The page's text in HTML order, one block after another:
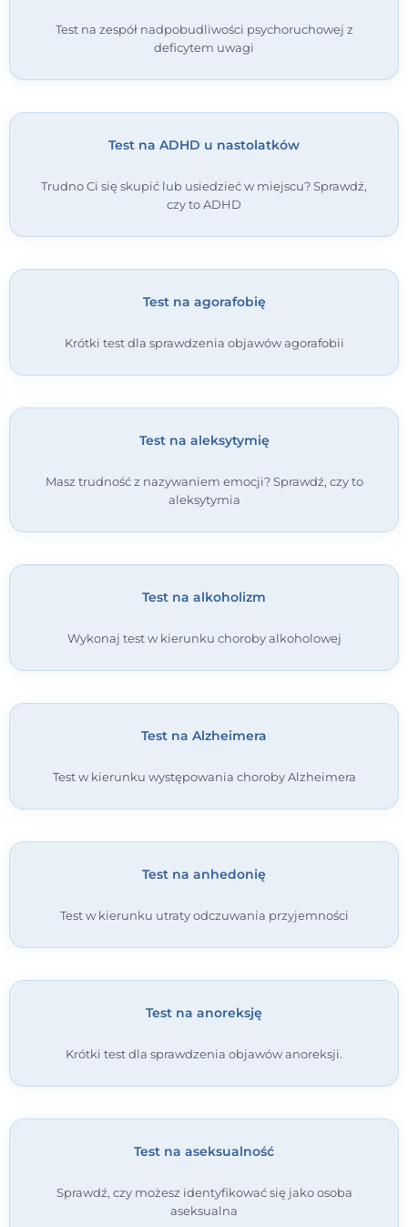
Test na zespół nadpobudliwości psychoruchowej z
deficytem uwagi
Test na ADHD u nastolatków
Trudno Ci się skupić lub usiedzieć w miejscu? Sprawdź,
czy to ADHD
Test na agorafobię
Krótki test dla sprawdzenia objawów agorafobii
Test na aleksytymię
Masz trudność z nazywaniem emocji? Sprawdź, czy to
aleksytymia
Test na alkoholizm
Wykonaj test w kierunku choroby alkoholowej
Test na Alzheimera
Test w kierunku występowania choroby Alzheimera
Test na anhedonię
Test w kierunku utraty odczuwania przyjemności
Test na anoreksję
Krótki test dla sprawdzenia objawów anoreksji.
Test na aseksualność
Sprawdź, czy możesz identyfikować się jako osoba
aseksualna